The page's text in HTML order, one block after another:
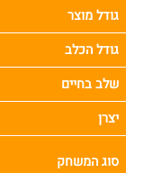
גודל מוצר
גודל הכלב
שלב בחיים
יצרן
סוג המשחק